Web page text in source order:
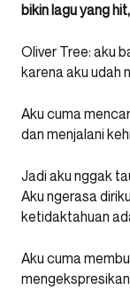
bikin lagu yang
Oliver Tree: aku
karena aku udah
Aku cuma
dan menjalani
Jadi aku nggak
Aku ngerasa
ketidaktahuan
Aku cuma